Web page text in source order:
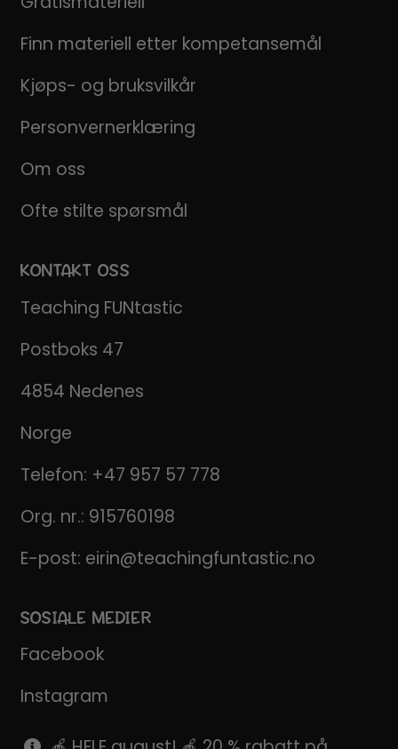
Finn materiell etter kompetansemål
Kjøps- og bruksvilkår
Personvernerklæring
Om oss
Ofte stilte spørsmål
KONTAKT OSS
Teaching FUNtastic
Postboks 47
4854 Nedenes
Norge
Telefon: +47 957 57 778
Org. nr.: 915760198
E-post: eirin@teachingfuntastic.no
SOSIALE MEDIER
Facebook
Instagram
Pinterest